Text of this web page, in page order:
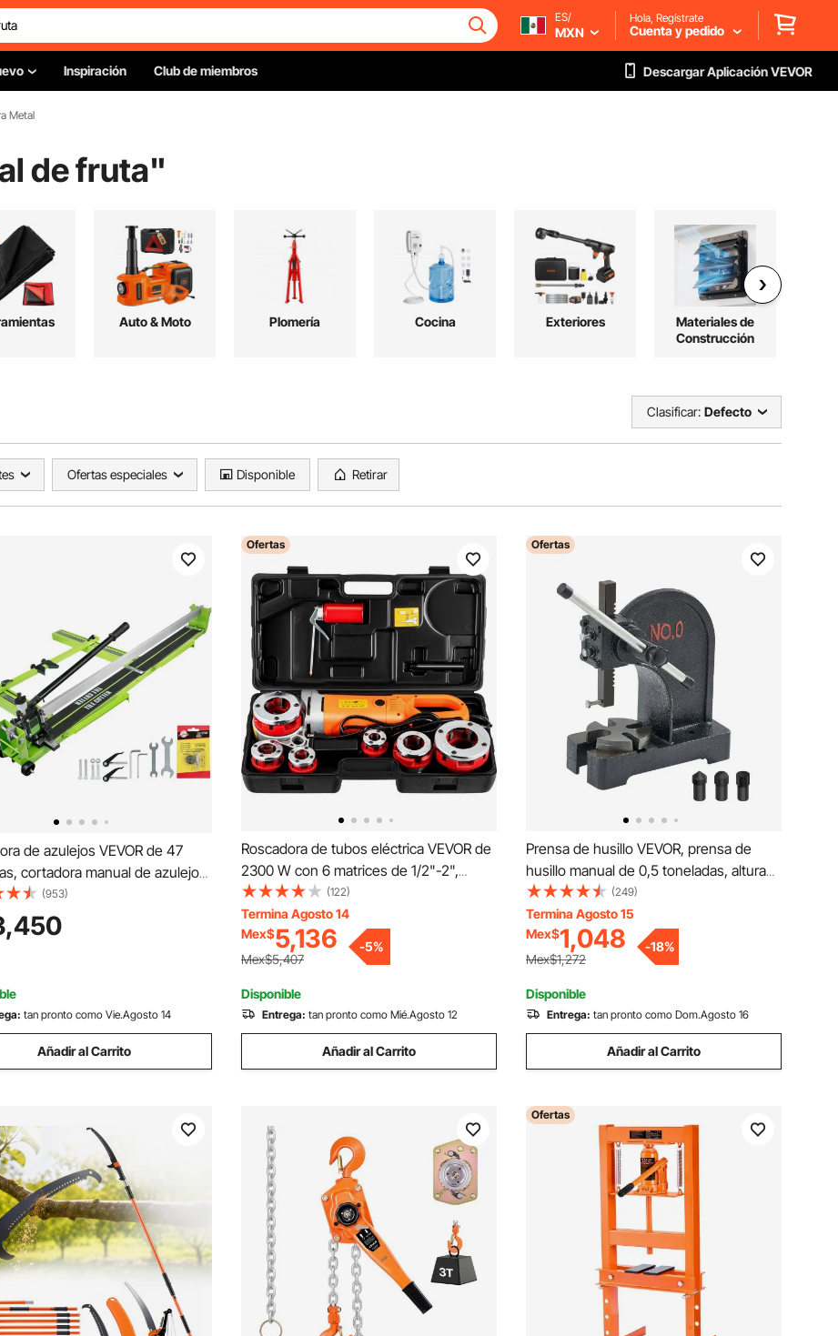
ES/
MXN
Hola, Regístrate
Cuenta y pedido
Inspiración Club de miembros Descargar Aplicación VEVOR
Metal
de fruta"
Auto & Moto Plomería Cocina Exteriores
Materiales de
Construcción
Clasificar: Defecto
Ofertas especiales Disponible Retirar
de azulejos VEVOR de 47
cortadora manual de azulejos
de acero, máquina cortadora
con guía láser y cortador de
herramienta manual para
(953)
tan pronto como Vie.Agosto 14
Añadir al Carrito
Ofertas
Roscadora de tubos eléctrica VEVOR de
2300 W con 6 matrices de 1/2"-2",
roscadora de tubos manual de 110 V con
motor de cobre, kit portátil con estuche
de transporte.
(122)
Termina Agosto 14
Mex$5,136
Mex$5,407
-5%
Disponible
Entrega: tan pronto como Mié.Agosto 12
Añadir al Carrito
Ofertas
Prensa de husillo VEVOR, prensa de
husillo manual de 0,5 toneladas, altura
máxima de 11,6 cm, prensa de husillo
manual de escritorio de alta resistencia
de hierro fundido, prensa manual de
precisión para estampado, doblado,
(249)
Termina Agosto 15
Mex$1,048
Mex$1,272
-18%
Disponible
Entrega: tan pronto como Dom.Agosto 16
Añadir al Carrito
Ofertas